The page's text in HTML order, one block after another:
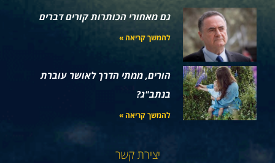
גם מאחורי הכותרות קורים דברים
להמשך קריאה »
הורים, ממתי הדרך לאושר עוברת
בנתב"ג?
להמשך קריאה »
יצירת קשר